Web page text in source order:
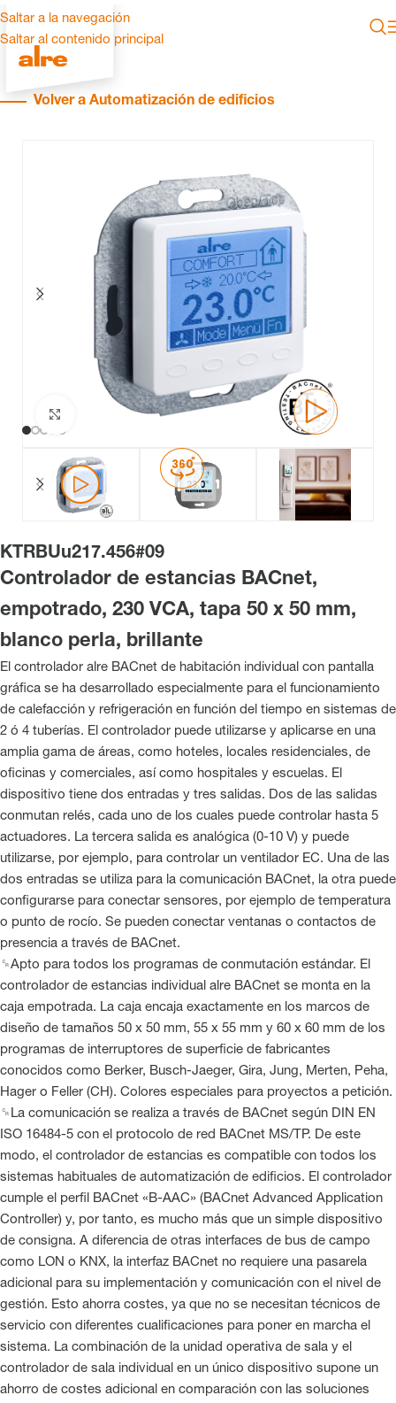
Saltar a la navegación
Saltar al contenido principal
Volver a Automatización de edificios
KTRBUu217.456#09
Controlador de estancias BACnet,
empotrado, 230 VCA, tapa 50 x 50 mm,
blanco perla, brillante
El controlador alre BACnet de habitación individual con pantalla
gráfica se ha desarrollado especialmente para el funcionamiento
de calefacción y refrigeración en función del tiempo en sistemas de
2 ó 4 tuberías. El controlador puede utilizarse y aplicarse en una
amplia gama de áreas, como hoteles, locales residenciales, de
oficinas y comerciales, así como hospitales y escuelas. El
dispositivo tiene dos entradas y tres salidas. Dos de las salidas
conmutan relés, cada uno de los cuales puede controlar hasta 5
actuadores. La tercera salida es analógica (0-10 V) y puede
utilizarse, por ejemplo, para controlar un ventilador EC. Una de las
dos entradas se utiliza para la comunicación BACnet, la otra puede
configurarse para conectar sensores, por ejemplo de temperatura
o punto de rocío. Se pueden conectar ventanas o contactos de
presencia a través de BACnet.
␍Apto para todos los programas de conmutación estándar. El
controlador de estancias individual alre BACnet se monta en la
caja empotrada. La caja encaja exactamente en los marcos de
diseño de tamaños 50 x 50 mm, 55 x 55 mm y 60 x 60 mm de los
programas de interruptores de superficie de fabricantes
conocidos como Berker, Busch-Jaeger, Gira, Jung, Merten, Peha,
Hager o Feller (CH). Colores especiales para proyectos a petición.
␍La comunicación se realiza a través de BACnet según DIN EN
ISO 16484-5 con el protocolo de red BACnet MS/TP. De este
modo, el controlador de estancias es compatible con todos los
sistemas habituales de automatización de edificios. El controlador
cumple el perfil BACnet «B-AAC» (BACnet Advanced Application
Controller) y, por tanto, es mucho más que un simple dispositivo
de consigna. A diferencia de otras interfaces de bus de campo
como LON o KNX, la interfaz BACnet no requiere una pasarela
adicional para su implementación y comunicación con el nivel de
gestión. Esto ahorra costes, ya que no se necesitan técnicos de
servicio con diferentes cualificaciones para poner en marcha el
sistema. La combinación de la unidad operativa de sala y el
controlador de sala individual en un único dispositivo supone un
ahorro de costes adicional en comparación con las soluciones
Haga clic para ampliar